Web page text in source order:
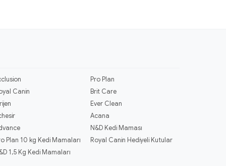
Pro Plan
Canin
Brit Care
Ever Clean
Acana
N&D Kedi Maması
Plan 10 kg Kedi Mamaları
Royal Canin Hediyeli Kutular
1,5 Kg Kedi Mamaları